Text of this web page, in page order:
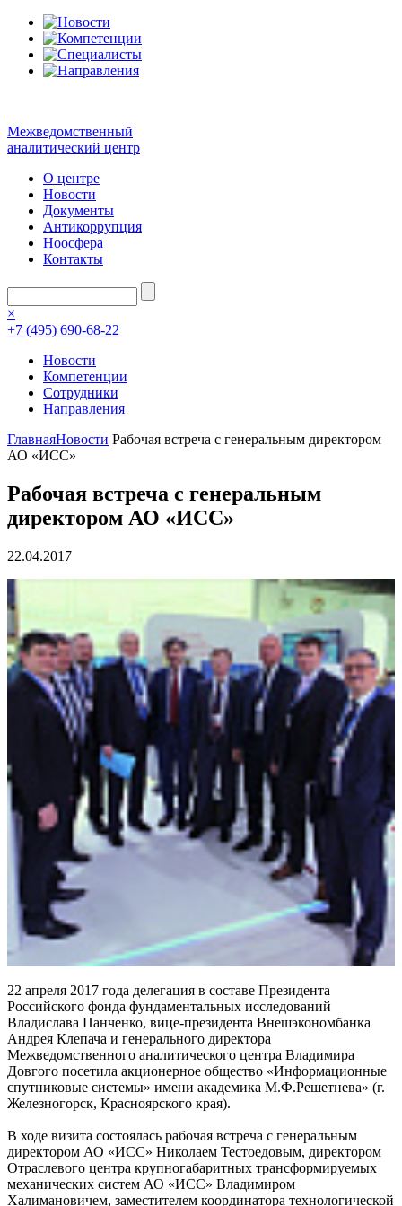
Межведомственный
аналитический центр
О центре
Новости
Документы
Антикоррупция
Ноосфера
Контакты
×
+7 (495) 690-68-22
Новости
Компетенции
Сотрудники
Направления
ГлавнаяНовости Рабочая встреча с генеральным директором
АО «ИСС»
Рабочая встреча с генеральным
директором АО «ИСС»
22.04.2017
22 апреля 2017 года делегация в составе Президента
Российского фонда фундаментальных исследований
Владислава Панченко, вице-президента Внешэкономбанка
Андрея Клепача и генерального директора
Межведомственного аналитического центра Владимира
Довгого посетила акционерное общество «Информационные
спутниковые системы» имени академика М.Ф.Решетнева» (г.
Железногорск, Красноярского края).
В ходе визита состоялась рабочая встреча с генеральным
директором АО «ИСС» Николаем Тестоедовым, директором
Отраслевого центра крупногабаритных трансформируемых
механических систем АО «ИСС» Владимиром
Халимановичем, заместителем координатора технологической